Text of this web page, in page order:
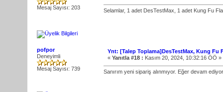
Mesaj Sayısı: 203 Selamlar, 1 adet DesTestMax, 1 adet Kung Fu
pofpor
Deneyimli
Mesaj Sayısı: 739
Ynt: [Talep Toplama]DesTestMax, Kung Fu
« Yanıtla #18 : Kasım 20, 2024, 10:32:16 ÖÖ »
Sanırım yeni sipariş alınmıyor. Eğer devam